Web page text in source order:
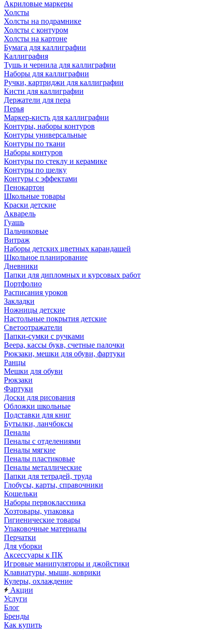
Акриловые маркеры
Холсты
Холсты на подрамнике
Холсты с контуром
Холсты на картоне
Бумага для каллиграфии
Каллиграфия
Тушь и чернила для каллиграфии
Наборы для каллиграфии
Ручки, картриджи для каллиграфии
Кисти для каллиграфии
Держатели для пера
Перья
Маркер-кисть для каллиграфии
Контуры, наборы контуров
Контуры универсальные
Контуры по ткани
Наборы контуров
Контуры по стеклу и керамике
Контуры по шелку
Контуры с эффектами
Пенокартон
Школьные товары
Краски детские
Акварель
Гуашь
Пальчиковые
Витраж
Наборы детских цветных карандашей
Школьное планирование
Дневники
Папки для дипломных и курсовых работ
Портфолио
Расписания уроков
Закладки
Ножницы детские
Настольные покрытия детские
Светоотражатели
Папки-сумки с ручками
Веера, кассы букв, счетные палочки
Рюкзаки, мешки для обуви, фартуки
Ранцы
Мешки для обуви
Рюкзаки
Фартуки
Доски для рисования
Обложки школьные
Подставки для книг
Бутылки, ланчбоксы
Пеналы
Пеналы с отделениями
Пеналы мягкие
Пеналы пластиковые
Пеналы металлические
Папки для тетрадей, труда
Глобусы, карты, справочники
Кошельки
Наборы первоклассника
Хозтовары, упаковка
Гигиенические товары
Упаковочные материалы
Перчатки
Для уборки
Аксессуары к ПК
Игровые манипуляторы и джойстики
Клавиатуры, мыши, коврики
Кулеры, охлаждение
Акции
Услуги
Блог
Бренды
Как купить